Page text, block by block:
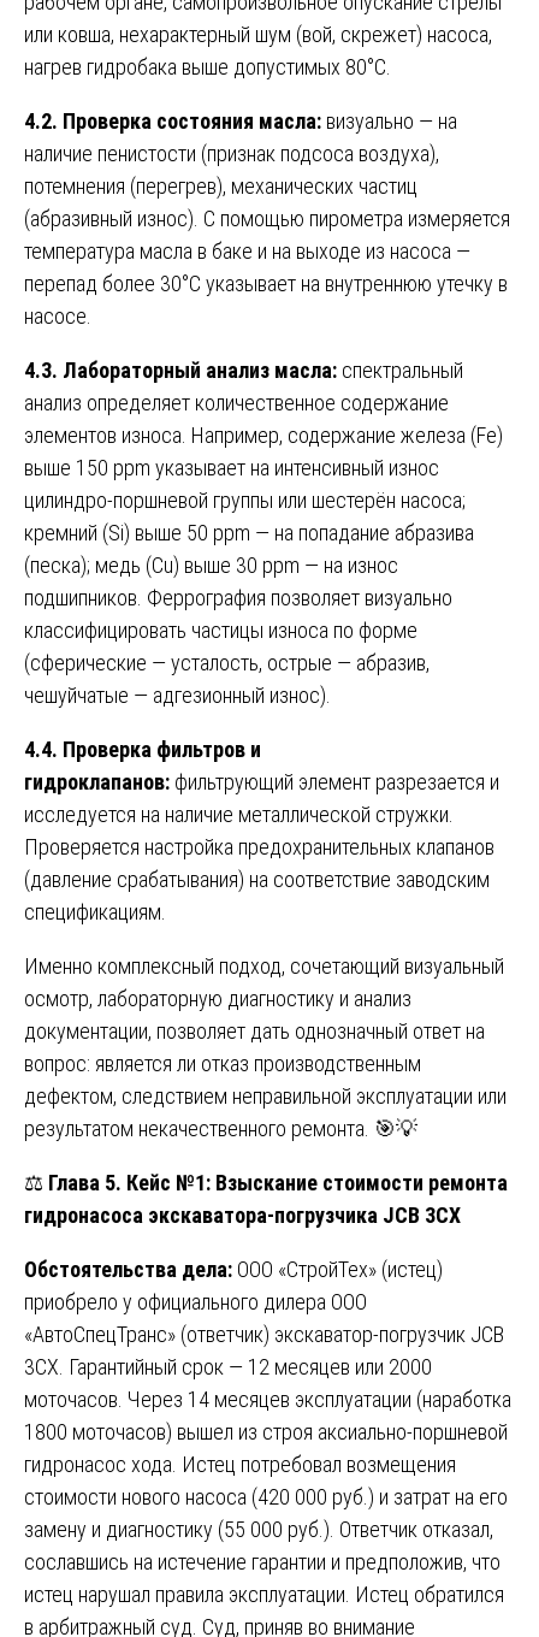
или ковша, нехарактерный шум (вой, скрежет) насоса,
нагрев гидробака выше допустимых 80°C.
4.2. Проверка состояния масла: визуально — на
наличие пенистости (признак подсоса воздуха),
потемнения (перегрев), механических частиц
(абразивный износ). С помощью пирометра измеряется
температура масла в баке и на выходе из насоса —
перепад более 30°C указывает на внутреннюю утечку в
насосе.
4.3. Лабораторный анализ масла: спектральный
анализ определяет количественное содержание
элементов износа. Например, содержание железа (Fe)
выше 150 ppm указывает на интенсивный износ
цилиндро-поршневой группы или шестерён насоса;
кремний (Si) выше 50 ppm — на попадание абразива
(песка); медь (Cu) выше 30 ppm — на износ
подшипников. Феррография позволяет визуально
классифицировать частицы износа по форме
(сферические — усталость, острые — абразив,
чешуйчатые — адгезионный износ).
4.4. Проверка фильтров и
гидроклапанов: фильтрующий элемент разрезается и
исследуется на наличие металлической стружки.
Проверяется настройка предохранительных клапанов
(давление срабатывания) на соответствие заводским
спецификациям.
Именно комплексный подход, сочетающий визуальный
осмотр, лабораторную диагностику и анализ
документации, позволяет дать однозначный ответ на
вопрос: является ли отказ производственным
дефектом, следствием неправильной эксплуатации или
результатом некачественного ремонта. 🎯💡
⚖️ Глава 5. Кейс №1: Взыскание стоимости ремонта
гидронасоса экскаватора-погрузчика JCB 3CX
Обстоятельства дела: ООО «СтройТех» (истец)
приобрело у официального дилера ООО
«АвтоСпецТранс» (ответчик) экскаватор-погрузчик JCB
3CX. Гарантийный срок — 12 месяцев или 2000
моточасов. Через 14 месяцев эксплуатации (наработка
1800 моточасов) вышел из строя аксиально-поршневой
гидронасос хода. Истец потребовал возмещения
стоимости нового насоса (420 000 руб.) и затрат на его
замену и диагностику (55 000 руб.). Ответчик отказал,
сославшись на истечение гарантии и предположив, что
истец нарушал правила эксплуатации. Истец обратился
в арбитражный суд. Суд, приняв во внимание